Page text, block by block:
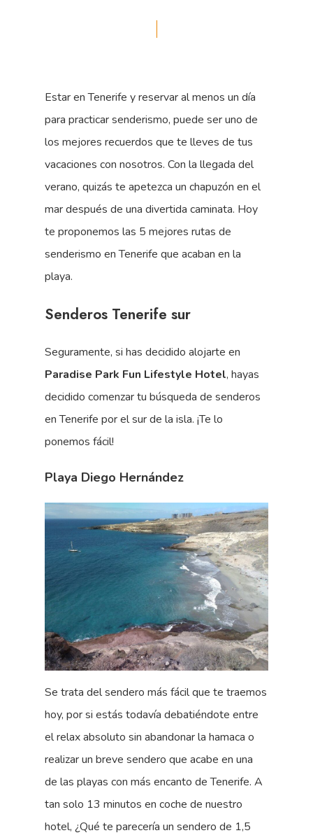
Estar en Tenerife y reservar al menos un día
para practicar senderismo, puede ser uno de
los mejores recuerdos que te lleves de tus
vacaciones con nosotros. Con la llegada del
verano, quizás te apetezca un chapuzón en el
mar después de una divertida caminata. Hoy
te proponemos las 5 mejores rutas de
senderismo en Tenerife que acaban en la
playa.
Senderos Tenerife sur
Seguramente, si has decidido alojarte en
Paradise Park Fun Lifestyle Hotel, hayas
decidido comenzar tu búsqueda de senderos
en Tenerife por el sur de la isla. ¡Te lo
ponemos fácil!
Playa Diego Hernández
Se trata del sendero más fácil que te traemos
hoy, por si estás todavía debatiéndote entre
el relax absoluto sin abandonar la hamaca o
realizar un breve sendero que acabe en una
de las playas con más encanto de Tenerife. A
tan solo 13 minutos en coche de nuestro
hotel, ¿Qué te parecería un sendero de 1,5